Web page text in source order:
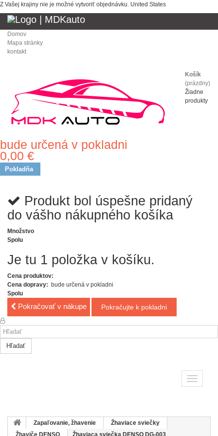
Z Vašej krajiny nie je možné vytvoriť objednávku. United States
Domov
Mapa stránky
kontakt
Košík
(prázdny)
Žiadne
produkty
bude určená v pokladni
0,00 €
Pokladňa
Produkt bol úspešne pridaný
do vášho nákupného košíka
Množstvo
Spolu
Je tu 1 položka v košíku.
Cena produktov:
Cena dopravy: bude určená v pokladni
Spolu
Pokračovať v nákupe Pokračujte k pokladni
Hľadať
Toggle
Zapaľovanie, žhavenie
Žhaviace sviečky
Žhaviče DENSO
Žhaviaca sviečka DENSO DG-003